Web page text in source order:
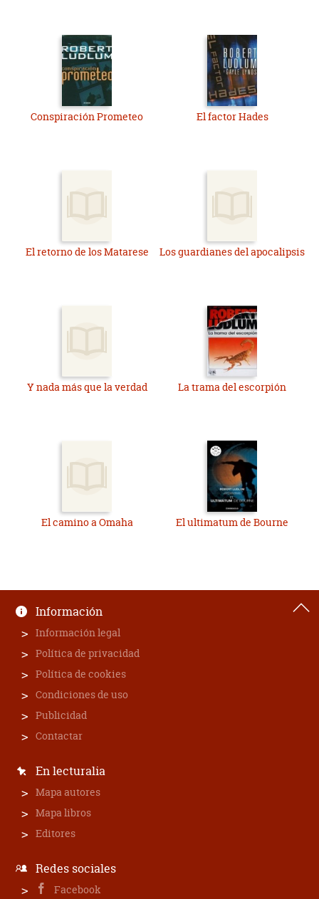
Conspiración Prometeo El factor Hades
El retorno de los Matarese Los guardianes del apocalipsis
Y nada más que la verdad La trama del escorpión
El camino a Omaha El ultimatum de Bourne
Información
Información legal
Política de privacidad
Política de cookies
Condiciones de uso
Publicidad
Contactar
En lecturalia
Mapa autores
Mapa libros
Editores
Redes sociales
Facebook